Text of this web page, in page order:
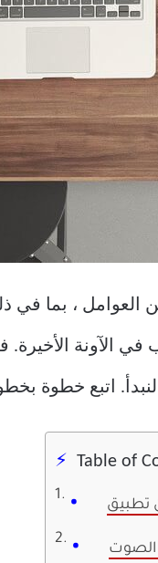
الآونة
Table of